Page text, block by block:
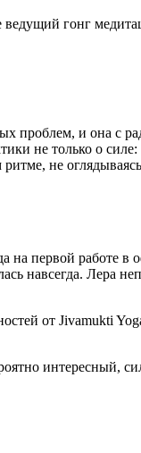
гонг
проблем, и она с
не только о
не
первой работе в
навсегда. Лера
от Jivamukti
интересный,